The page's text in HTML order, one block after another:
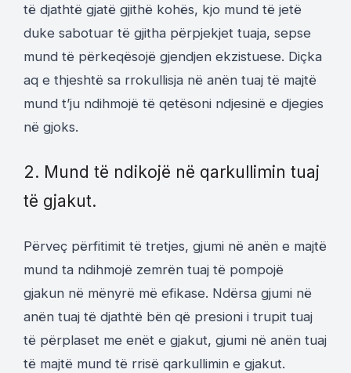
të djathtë gjatë gjithë kohës, kjo mund të jetë
duke sabotuar të gjitha përpjekjet tuaja, sepse
mund të përkeqësojë gjendjen ekzistuese. Diçka
aq e thjeshtë sa rrokullisja në anën tuaj të majtë
mund t’ju ndihmojë të qetësoni ndjesinë e djegies
në gjoks.
2. Mund të ndikojë në qarkullimin tuaj
të gjakut.
Përveç përfitimit të tretjes, gjumi në anën e majtë
mund ta ndihmojë zemrën tuaj të pompojë
gjakun në mënyrë më efikase. Ndërsa gjumi në
anën tuaj të djathtë bën që presioni i trupit tuaj
të përplaset me enët e gjakut, gjumi në anën tuaj
të majtë mund të rrisë qarkullimin e gjakut.